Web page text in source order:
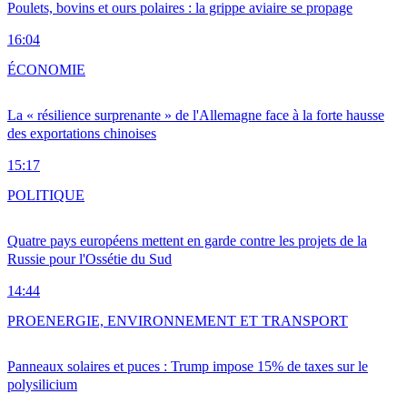
Poulets, bovins et ours polaires : la grippe aviaire se propage
16:04
La « résilience surprenante » de l'Allemagne face à la forte hausse
des exportations chinoises
15:17
ÉCONOMIE
Quatre pays européens mettent en garde contre les projets de la
Russie pour l'Ossétie du Sud
14:44
POLITIQUE
Panneaux solaires et puces : Trump impose 15% de taxes sur le
polysilicium
PROENERGIE, ENVIRONNEMENT ET TRANSPORT